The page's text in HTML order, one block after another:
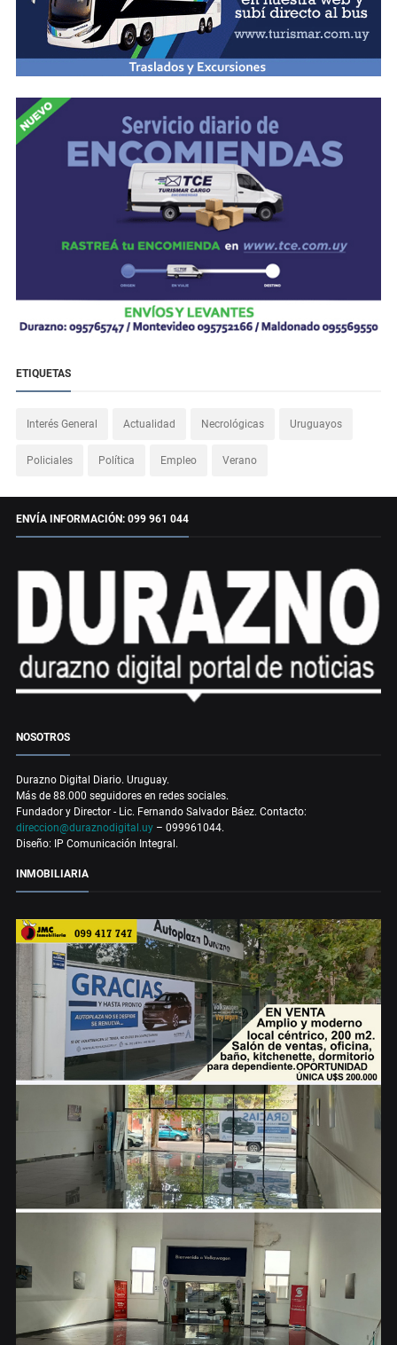
ETIQUETAS
Interés General Actualidad Necrológicas Uruguayos
Policiales Política Empleo Verano
ENVÍA INFORMACIÓN: 099 961 044
NOSOTROS
Durazno Digital Diario. Uruguay.
Más de 88.000 seguidores en redes sociales.
Fundador y Director - Lic. Fernando Salvador Báez. Contacto:
direccion@duraznodigital.uy – 099961044.
Diseño: IP Comunicación Integral.
INMOBILIARIA